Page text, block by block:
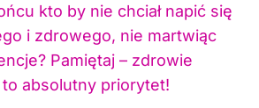
kto by nie chciał napić się
i zdrowego, nie martwiąc
Pamiętaj – zdrowie
absolutny priorytet!